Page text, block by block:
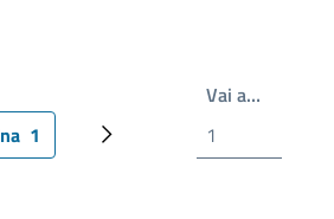
Pagina attuale
1 Pagina successiva
Vai a…